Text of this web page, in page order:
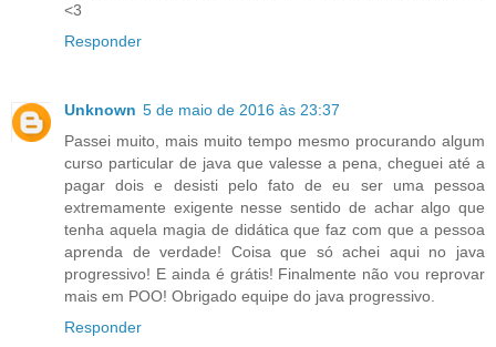
<3
Responder
Unknown 5 de maio de 2016 às 23:37
Passei muito, mais muito tempo mesmo procurando algum
curso particular de java que valesse a pena, cheguei até a
pagar dois e desisti pelo fato de eu ser uma pessoa
extremamente exigente nesse sentido de achar algo que
tenha aquela magia de didática que faz com que a pessoa
aprenda de verdade! Coisa que só achei aqui no java
progressivo! E ainda é grátis! Finalmente não vou reprovar
mais em POO! Obrigado equipe do java progressivo.
Responder